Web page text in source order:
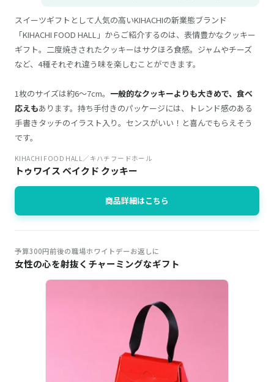
スイーツギフトとして人気の高いKIHACHIの新業態ブランド
「KIHACHI FOOD HALL」からご紹介するのは、表情豊かなクッキー
ギフト。二度焼きされたクッキーはサクほろ食感。ジャムやチーズ
など、4種それぞれ違う味を楽しむことができます。
1枚のサイズは約6～7cm。 一般的なクッキーよりも大きめで、食べ
応えもあります。持ち手付きのパッケージには、トレンド感のある
手書きタッチのイラスト入り。センスがいい！と喜んでもらえそう
です。
KIHACHI FOOD HALL／キハチフードホール
トゥワイス ベイクド クッキー
商品詳細はこちら
予算300円前後の職場ホワイトデーお返しに
女性の心を射抜くチャーミングなギフト